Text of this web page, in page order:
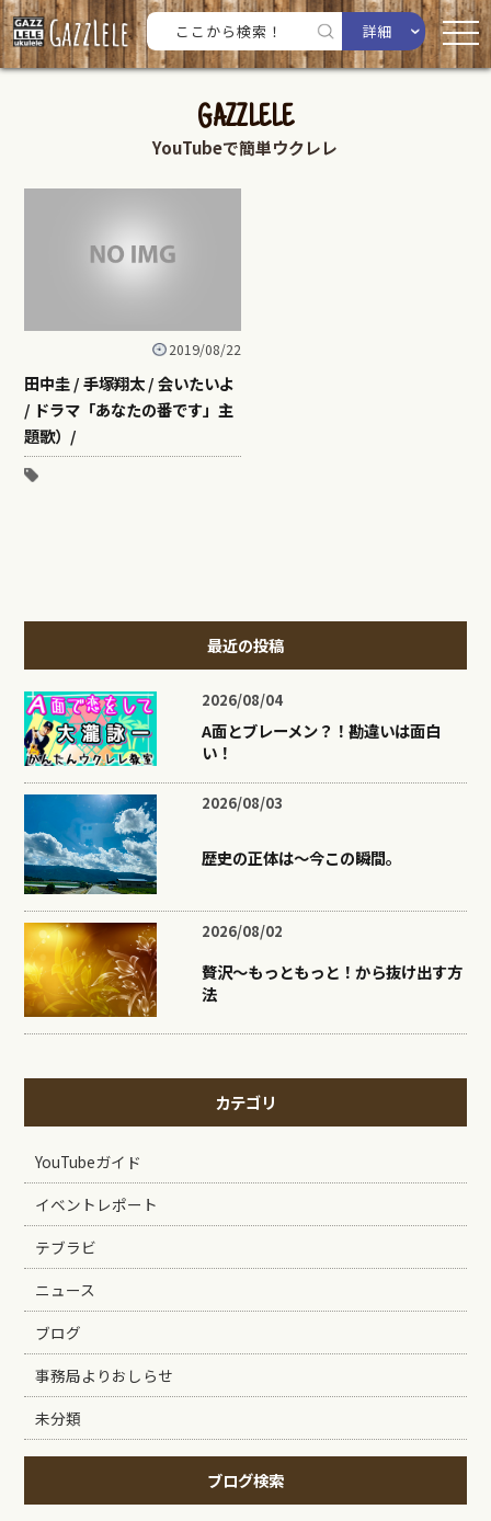
詳細
GAZZLELE
YouTubeで簡単ウクレレ
2019/08/22
田中圭 / 手塚翔太 / 会いたいよ
/ ドラマ「あなたの番です」主
題歌）/
最近の投稿
2026/08/04
A面とブレーメン？！勘違いは面白
い！
2026/08/03
歴史の正体は〜今この瞬間。
2026/08/02
贅沢〜もっともっと！から抜け出す方
法
カテゴリ
YouTubeガイド
イベントレポート
テブラビ
ニュース
ブログ
事務局よりおしらせ
未分類
ブログ検索